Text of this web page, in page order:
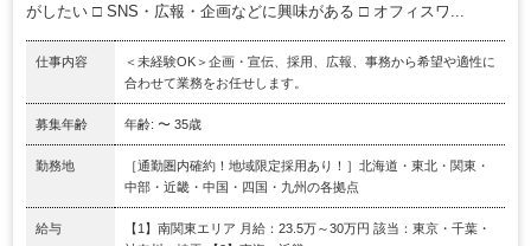
がしたい □ SNS・広報・企画などに興味がある □ オフィスワ...
仕事内容
＜未経験OK＞企画・宣伝、採用、広報、事務から希望や適性に
合わせて業務をお任せします。
募集年齢 年齢: 〜 35歳
勤務地
［通勤圏内確約！地域限定採用あり！］北海道・東北・関東・
中部・近畿・中国・四国・九州の各拠点
給与
【1】南関東エリア 月給：23.5万～30万円 該当：東京・千葉・